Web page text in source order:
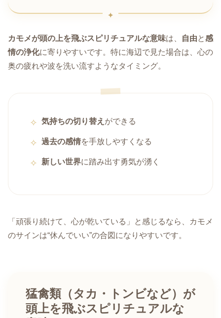
カモメが頭の上を飛ぶスピリチュアルな意味は、 自由と感
情の浄化に寄りやすいです。特に海辺で見た場合は、心の
奥の疲れや波を洗い流すようなタイミング。
気持ちの切り替え ができる
過去の感情を手放しやすくなる
新しい世界に踏み出す勇気が湧く
「頑張り続けて、心が乾いている」と感じるなら、カモメ
のサインは“休んでいい”の合図になりやすいです。
猛禽類（タカ・トンビなど）が
頭上を飛ぶスピリチュアルな